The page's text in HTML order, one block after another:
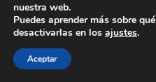
nuestra web.
Puedes aprender más sobre
desactivarlas en los ajustes.
Aceptar